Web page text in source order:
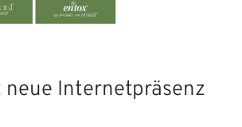
Internetpräsenz